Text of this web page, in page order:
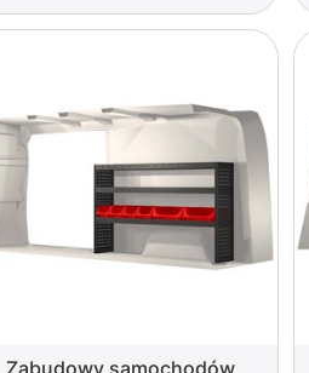
Zabudowy samochodów